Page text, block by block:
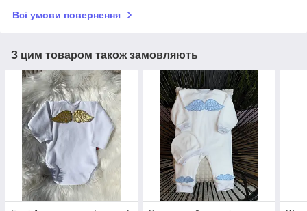
Всі умови повернення
З цим товаром також замовляють